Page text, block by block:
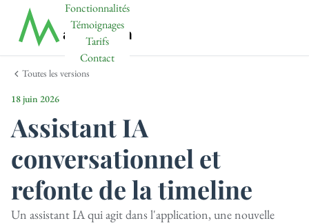
Fonctionnalités
Témoignages
Tarifs
Contact
Toutes les versions
18 juin 2026
Assistant IA
conversationnel et
refonte de la timeline
Un assistant IA qui agit dans l'application, une nouvelle